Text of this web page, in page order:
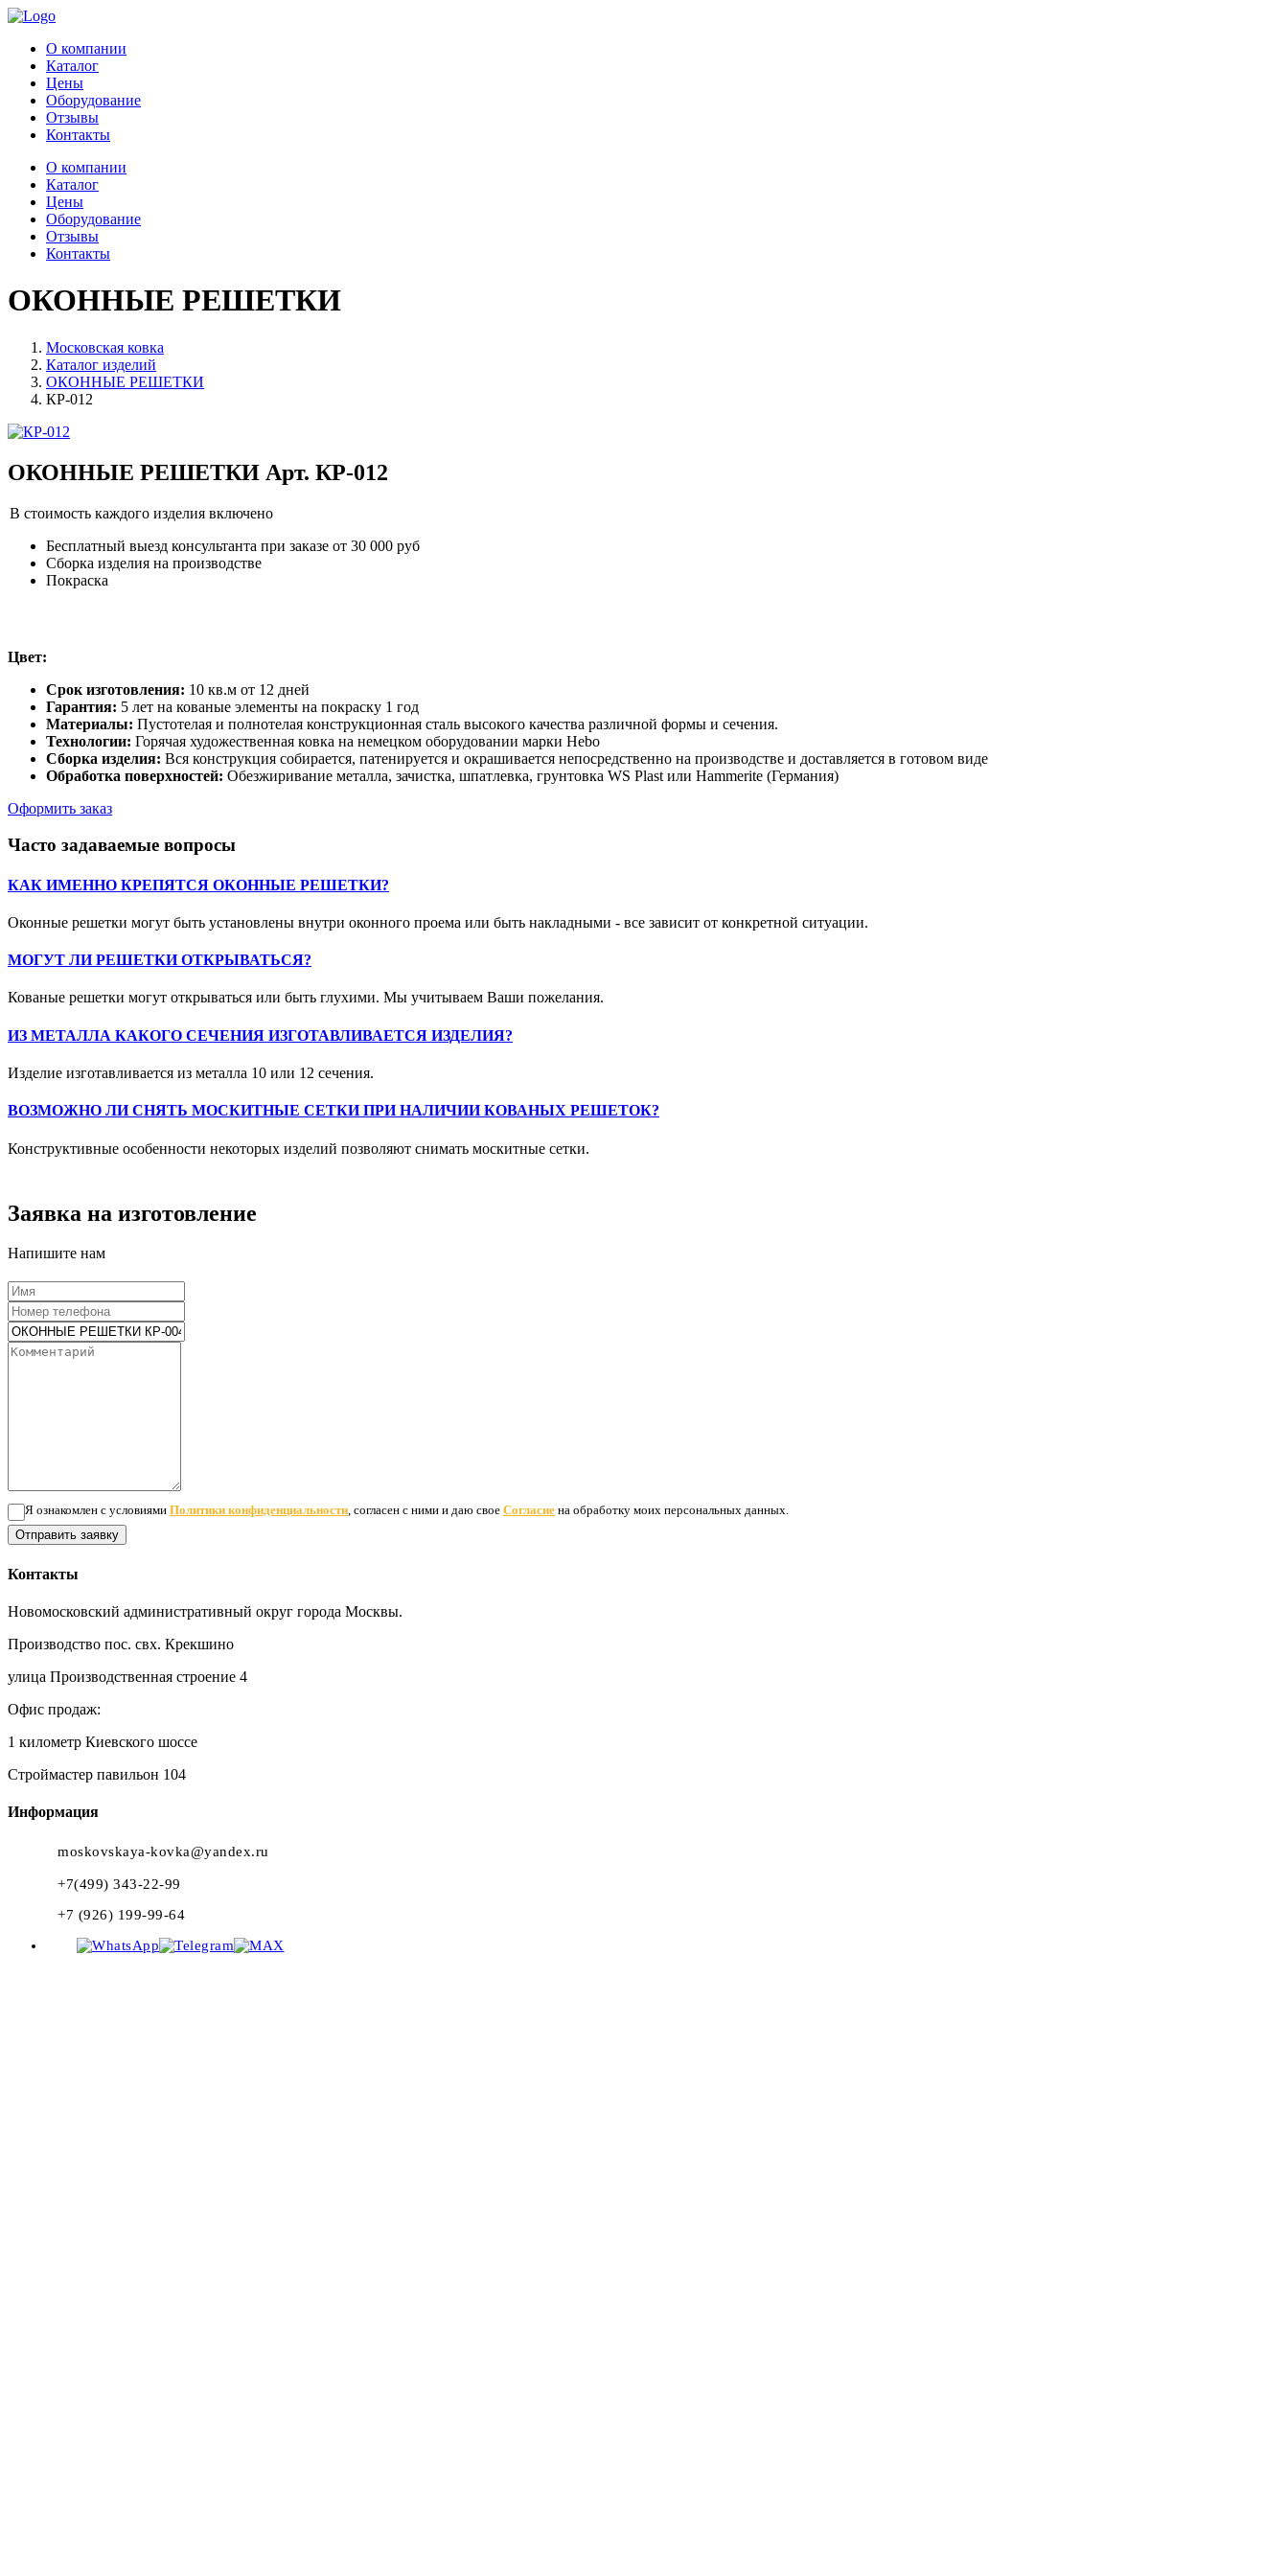
О компании
Каталог
Цены
Оборудование
Отзывы
Контакты
О компании
Каталог
Цены
Оборудование
Отзывы
Контакты
ОКОННЫЕ РЕШЕТКИ
Московская ковка
Каталог изделий
ОКОННЫЕ РЕШЕТКИ
КР-012
ОКОННЫЕ РЕШЕТКИ Арт. КР-012
В стоимость каждого изделия включено
Бесплатный выезд консультанта при заказе от 30 000 руб
Сборка изделия на производстве
Покраска
Цвет:
Срок изготовления: 10 кв.м от 12 дней
Гарантия: 5 лет на кованые элементы на покраску 1 год
Материалы: Пустотелая и полнотелая конструкционная сталь высокого качества различной формы и сечения.
Технологии: Горячая художественная ковка на немецком оборудовании марки Hebo
Сборка изделия: Вся конструкция собирается, патенируется и окрашивается непосредственно на производстве и доставляется в готовом виде
Обработка поверхностей: Обезжиривание металла, зачистка, шпатлевка, грунтовка WS Plast или Hammerite (Германия)
Оформить заказ
Часто задаваемые вопросы
КАК ИМЕННО КРЕПЯТСЯ ОКОННЫЕ РЕШЕТКИ?
Оконные решетки могут быть установлены внутри оконного проема или быть накладными - все зависит от конкретной ситуации.
МОГУТ ЛИ РЕШЕТКИ ОТКРЫВАТЬСЯ?
Кованые решетки могут открываться или быть глухими. Мы учитываем Ваши пожелания.
ИЗ МЕТАЛЛА КАКОГО СЕЧЕНИЯ ИЗГОТАВЛИВАЕТСЯ ИЗДЕЛИЯ?
Изделие изготавливается из металла 10 или 12 сечения.
ВОЗМОЖНО ЛИ СНЯТЬ МОСКИТНЫЕ СЕТКИ ПРИ НАЛИЧИИ КОВАНЫХ РЕШЕТОК?
Конструктивные особенности некоторых изделий позволяют снимать москитные сетки.
Заявка на изготовление
Напишите нам
Я ознакомлен с условиями Политики конфиденциальности, согласен с ними и даю свое Согласие на обработку моих персональных данных.
Отправить заявку
Контакты
Новомосковский административный округ города Москвы.
Производство пос. свх. Крекшино
улица Производственная строение 4
Офис продаж:
1 километр Киевского шоссе
Строймастер павильон 104
Информация
moskovskaya-kovka@yandex.ru
+7(499) 343-22-99
+7 (926) 199-99-64